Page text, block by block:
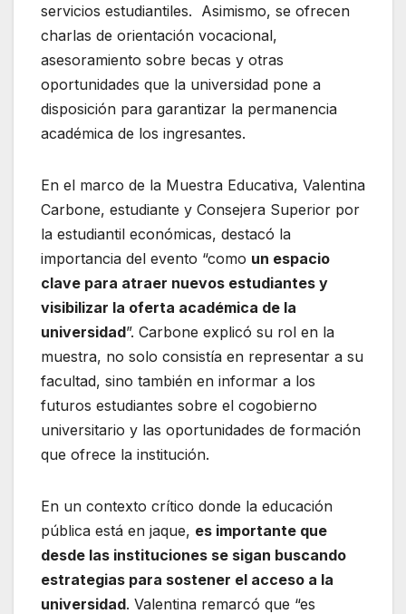
servicios estudiantiles. Asimismo, se ofrecen
charlas de orientación vocacional,
asesoramiento sobre becas y otras
oportunidades que la universidad pone a
disposición para garantizar la permanencia
académica de los ingresantes.
En el marco de la Muestra Educativa, Valentina
Carbone, estudiante y Consejera Superior por
la estudiantil económicas, destacó la
importancia del evento “como un espacio
clave para atraer nuevos estudiantes y
visibilizar la oferta académica de la
universidad”. Carbone explicó su rol en la
muestra, no solo consistía en representar a su
facultad, sino también en informar a los
futuros estudiantes sobre el cogobierno
universitario y las oportunidades de formación
que ofrece la institución.
En un contexto crítico donde la educación
pública está en jaque, es importante que
desde las instituciones se sigan buscando
estrategias para sostener el acceso a la
universidad. Valentina remarcó que “es